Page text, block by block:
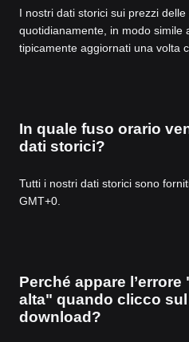
I nostri dati storici sui prezzi
quotidianamente, in modo simile
tipicamente aggiornati una volta
In quale fuso orario
dati storici?
Tutti i nostri dati storici sono
GMT+0.
Perché appare
alta" quando clicco
download?